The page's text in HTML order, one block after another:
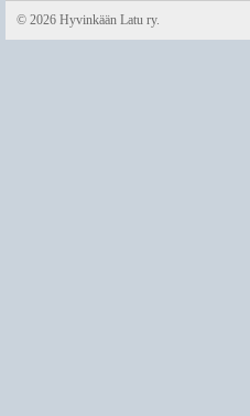
© 2026 Hyvinkään Latu ry.